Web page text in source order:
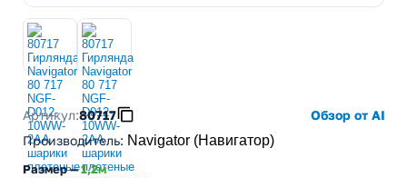
Артикул:80717
Обзор от AI
Производитель: Navigator (Навигатор)
Размер —1,2м